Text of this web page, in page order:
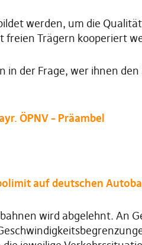
werden, um die
freien Trägern kooperiert
in der Frage, wer ihnen
ÖPNV – Präambel
auf deutschen
wird abgelehnt. An